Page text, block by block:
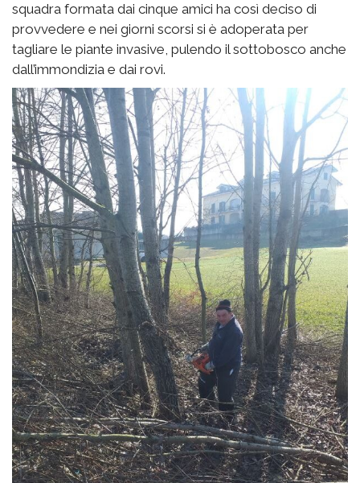
squadra formata dai cinque amici ha così deciso di
provvedere e nei giorni scorsi si è adoperata per
tagliare le piante invasive, pulendo il sottobosco anche
dall’immondizia e dai rovi.